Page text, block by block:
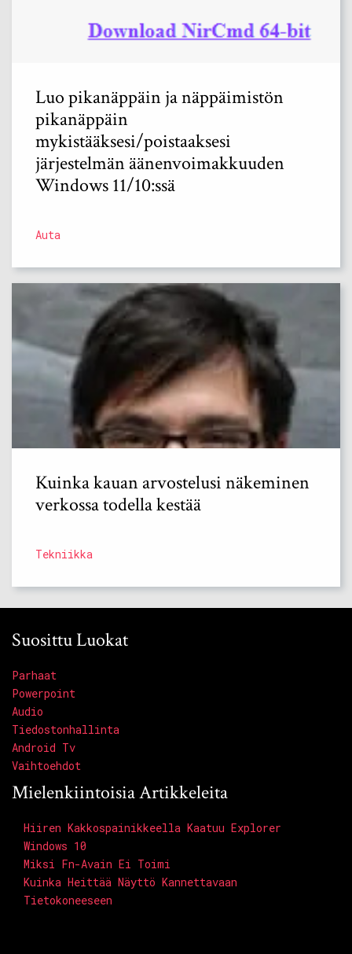
Luo pikanäppäin ja näppäimistön
pikanäppäin
mykistääksesi/poistaaksesi
järjestelmän äänenvoimakkuuden
Windows 11/10:ssä
Auta
Kuinka kauan arvostelusi näkeminen
verkossa todella kestää
Tekniikka
Suosittu Luokat
Parhaat
Powerpoint
Audio
Tiedostonhallinta
Android Tv
Vaihtoehdot
Mielenkiintoisia Artikkeleita
Hiiren Kakkospainikkeella Kaatuu Explorer
Windows 10
Miksi Fn-Avain Ei Toimi
Kuinka Heittää Näyttö Kannettavaan
Tietokoneeseen